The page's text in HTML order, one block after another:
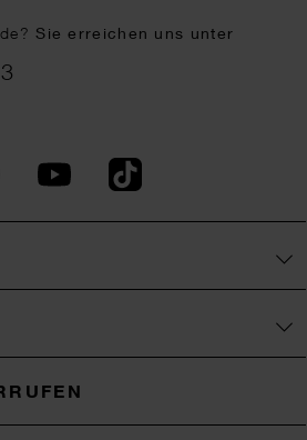
Sie erreichen uns unter
PinterestYouTubeTikTok